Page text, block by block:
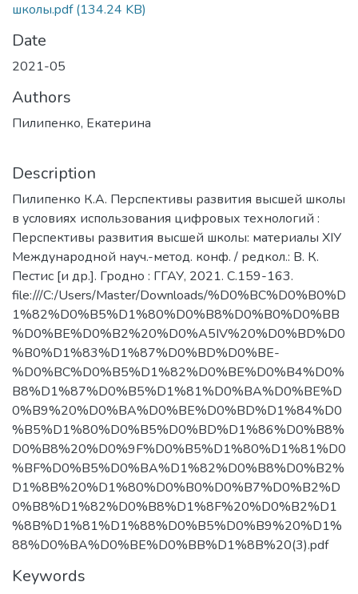
школы.pdf(134.24 KB)
Date
2021-05
Authors
Пилипенко, Екатерина
Description
Пилипенко К.А. Перспективы развития высшей школы
в условиях использования цифровых технологий :
Перспективы развития высшей школы: материалы XIУ
Международной науч.-метод. конф. / редкол.: В. К.
Пестис [и др.]. Гродно : ГГАУ, 2021. С.159-163.
file:///C:/Users/Master/Downloads/%D0%BC%D0%B0%D
1%82%D0%B5%D1%80%D0%B8%D0%B0%D0%BB
%D0%BE%D0%B2%20%D0%A5IV%20%D0%BD%D0
%B0%D1%83%D1%87%D0%BD%D0%BE-
%D0%BC%D0%B5%D1%82%D0%BE%D0%B4%D0%
B8%D1%87%D0%B5%D1%81%D0%BA%D0%BE%D
0%B9%20%D0%BA%D0%BE%D0%BD%D1%84%D0
%B5%D1%80%D0%B5%D0%BD%D1%86%D0%B8%
D0%B8%20%D0%9F%D0%B5%D1%80%D1%81%D0
%BF%D0%B5%D0%BA%D1%82%D0%B8%D0%B2%
D1%8B%20%D1%80%D0%B0%D0%B7%D0%B2%D
0%B8%D1%82%D0%B8%D1%8F%20%D0%B2%D1
%8B%D1%81%D1%88%D0%B5%D0%B9%20%D1%
88%D0%BA%D0%BE%D0%BB%D1%8B%20(3).pdf
Keywords